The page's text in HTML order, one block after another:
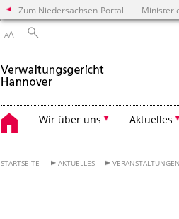
Zum Niedersachsen-Portal
AA
Wir über uns Aktuelles
STARTSEITE AKTUELLES VERANSTALTUNGEN